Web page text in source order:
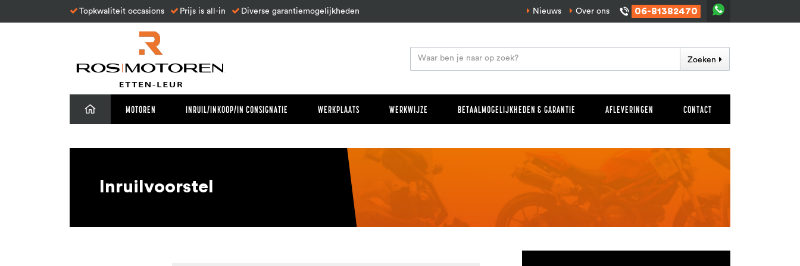
Topkwaliteit occasions Prijs is all-in Diverse garantiemogelijkheden Nieuws Over ons 06-81382470
Zoeken
MOTOREN INRUIL/INKOOP/IN CONSIGNATIE WERKPLAATS WERKWIJZE BETAALMOGELIJKHEDEN & GARANTIE AFLEVERINGEN CONTACT
Inruilvoorstel